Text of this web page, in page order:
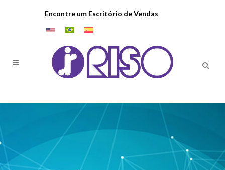
Encontre um Escritório de Vendas